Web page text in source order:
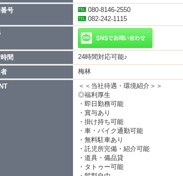
号
080-8146-2550
082-242-1115
間
24時間対応可能♪
梅林
＜＜当社待遇・環境紹介＞＞
◎福利厚生
・即日勤務可能
・賞与あり
・掛け持ち可能
・車・バイク通勤可能
・無料駐車あり
・託児所完備・紹介可能
・道具・備品貸
・タトゥー可能